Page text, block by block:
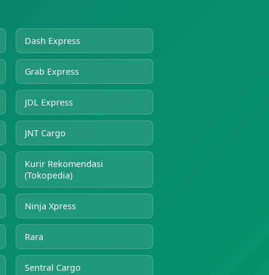
Dash Express
Grab Express
JDL Express
JNT Cargo
Kurir Rekomendasi
(Tokopedia)
Ninja Xpress
Rara
Sentral Cargo